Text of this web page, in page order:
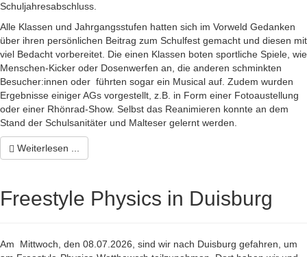
Schuljahresabschluss.
Alle Klassen und Jahrgangsstufen hatten sich im Vorweld Gedanken
über ihren persönlichen Beitrag zum Schulfest gemacht und diesen mit
viel Bedacht vorbereitet. Die einen Klassen boten sportliche Spiele, wie
Menschen-Kicker oder Dosenwerfen an, die anderen schminkten
Besucher:innen oder führten sogar ein Musical auf. Zudem wurden
Ergebnisse einiger AGs vorgestellt, z.B. in Form einer Fotoaustellung
oder einer Rhönrad-Show. Selbst das Reanimieren konnte an dem
Stand der Schulsanitäter und Malteser gelernt werden.
Weiterlesen ...
Freestyle Physics in Duisburg
Am Mittwoch, den 08.07.2026, sind wir nach Duisburg gefahren, um